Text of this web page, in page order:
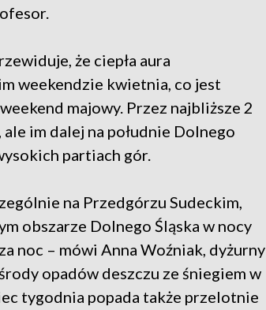
że ciepła aura
weekendzie kwietnia, co jest
majowy. Przez najbliższe 2
im dalej na południe Dolnego
partiach gór.
na Przedgórzu Sudeckim,
obszarze Dolnego Śląska w nocy
noc – mówi Anna Woźniak, dyżurny
opadów deszczu ze śniegiem w
tygodnia popada także przelotnie